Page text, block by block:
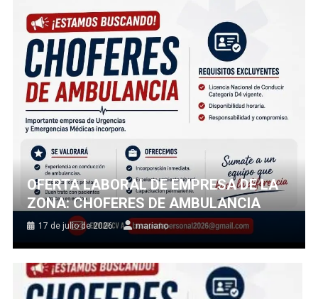
OFERTA LABORAL DE EMPRESA DE LA
ZONA: CHOFERES DE AMBULANCIA
17 de julio de 2026 mariano